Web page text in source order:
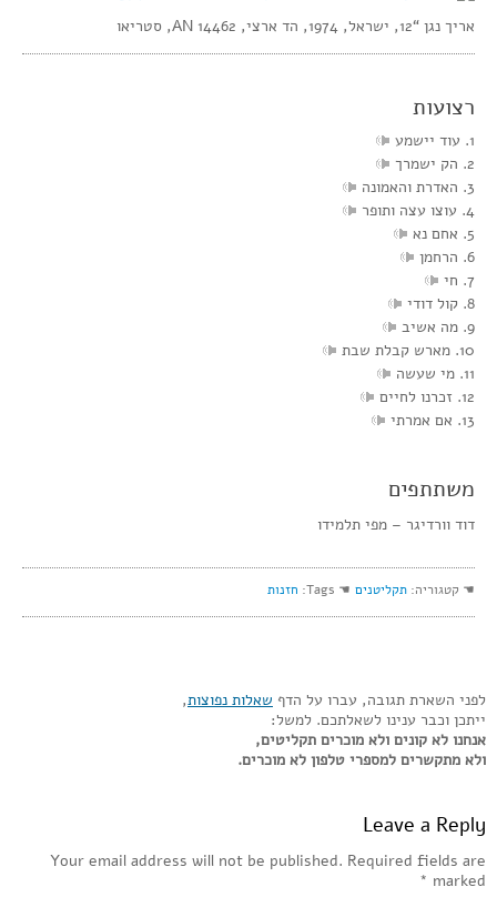
אריך נגן “12, ישראל, 1974, הד ארצי, AN 14462, סטריאו
רצועות
1. עוד יישמע
2. הק ישמרך
3. האדרת והאמונה
4. עוצו עצה ותופר
5. אחם נא
6. הרחמן
7. חי
8. קול דודי
9. מה אשיב
10. מארש קבלת שבת
11. מי שעשה
12. זכרנו לחיים
13. אם אמרתי
משתתפים
דוד וורדיגר – מפי תלמידו
☚ קטגוריה: תקליטנים ☚ Tags: חזנות
לפני השארת תגובה, עברו על הדף שאלות נפוצות,
ייתכן וכבר ענינו לשאלתכם. למשל:
אנחנו לא קונים ולא מוכרים תקליטים,
ולא מתקשרים למספרי טלפון לא מוכרים.
Leave a Reply
Your email address will not be published. Required fields are
marked
*